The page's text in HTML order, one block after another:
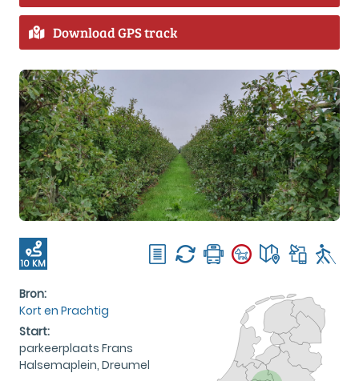
Download GPS track
10 KM
Bron:
Kort en Prachtig
Start:
parkeerplaats Frans
Halsemaplein, Dreumel